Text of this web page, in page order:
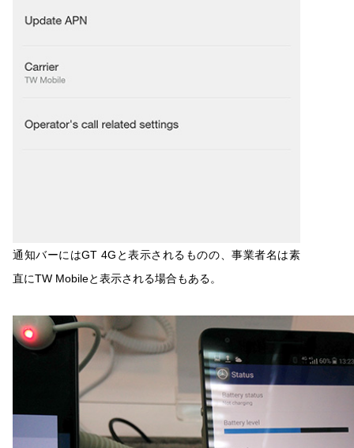
通知バーにはGT 4Gと表示されるものの、事業者名は素
直にTW Mobileと表示される場合もある。